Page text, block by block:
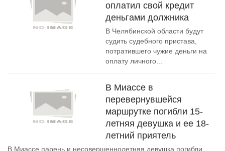
оплатил свой кредит
деньгами должника
В Челябинской области будут
судить судебного пристава,
потратившего чужие деньги на
оплату личного...
В Миассе в
перевернувшейся
маршрутке погибли 15-
летняя девушка и ее 18-
летний приятель
В Миассе парень и несовершеннолетняя девушка погибли,